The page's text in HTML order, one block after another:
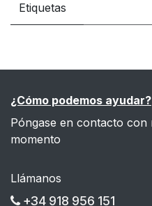
Etiquetas
¿Cómo podemos ayudar?
Póngase en contacto
momento
Llámanos
+34 918 956 151